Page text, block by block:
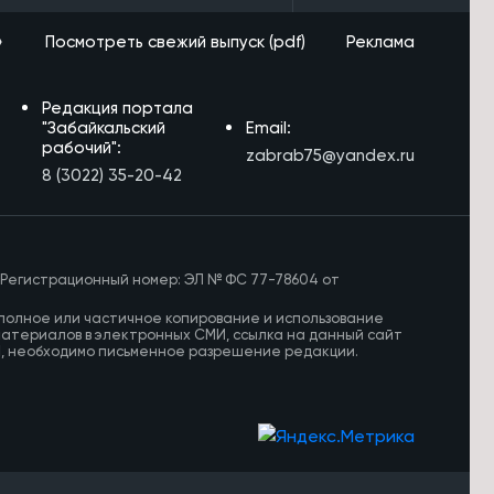
Посмотреть свежий выпуск (pdf) Реклама
Редакция портала
"Забайкальский
рабочий":
8 (3022) 35-20-42
Email:
zabrab75@yandex.ru
Регистрационный номер: ЭЛ № ФС 77-78604 от
или частичное копирование и использование
в электронных СМИ, ссылка на данный сайт
необходимо письменное разрешение редакции.